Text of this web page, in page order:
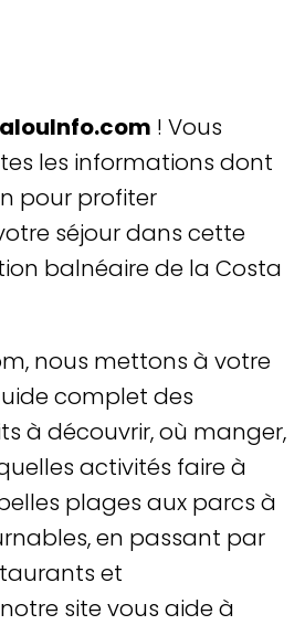
! Vous
les informations dont
pour profiter
séjour dans cette
balnéaire de la Costa
nous mettons à votre
complet des
à découvrir, où manger,
activités faire à
plages aux parcs à
en passant par
et
site vous aide à